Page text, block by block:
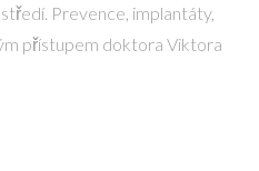
Prevence, implantáty,
přístupem doktora Viktora